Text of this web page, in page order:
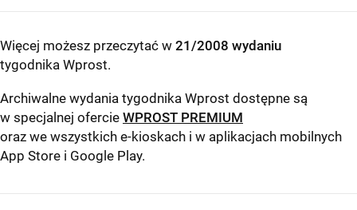
Więcej możesz przeczytać w 21/2008 wydaniu
tygodnika Wprost.
Archiwalne wydania tygodnika Wprost dostępne są
w specjalnej ofercie WPROST PREMIUM
oraz we wszystkich e-kioskach i w aplikacjach mobilnych
App Store i Google Play.